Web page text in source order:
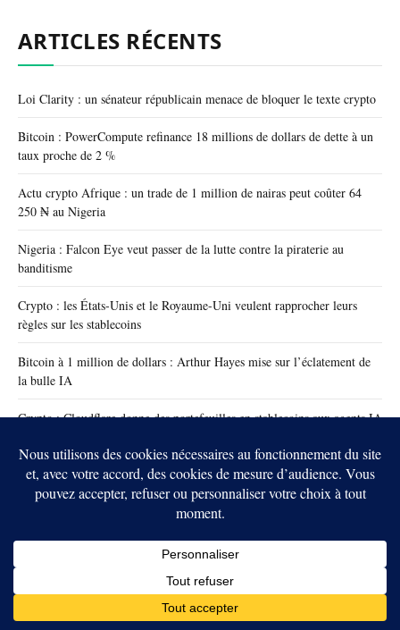
ARTICLES RÉCENTS
Loi Clarity : un sénateur républicain menace de bloquer le texte crypto
Bitcoin : PowerCompute refinance 18 millions de dollars de dette à un
taux proche de 2 %
Actu crypto Afrique : un trade de 1 million de nairas peut coûter 64
250 ₦ au Nigeria
Nigeria : Falcon Eye veut passer de la lutte contre la piraterie au
banditisme
Crypto : les États-Unis et le Royaume-Uni veulent rapprocher leurs
règles sur les stablecoins
Bitcoin à 1 million de dollars : Arthur Hayes mise sur l’éclatement de
la bulle IA
Crypto : Cloudflare donne des portefeuilles en stablecoins aux agents IA
Bitcoin : trois hommes accusés d’un projet d’enlèvement visant des
cryptos